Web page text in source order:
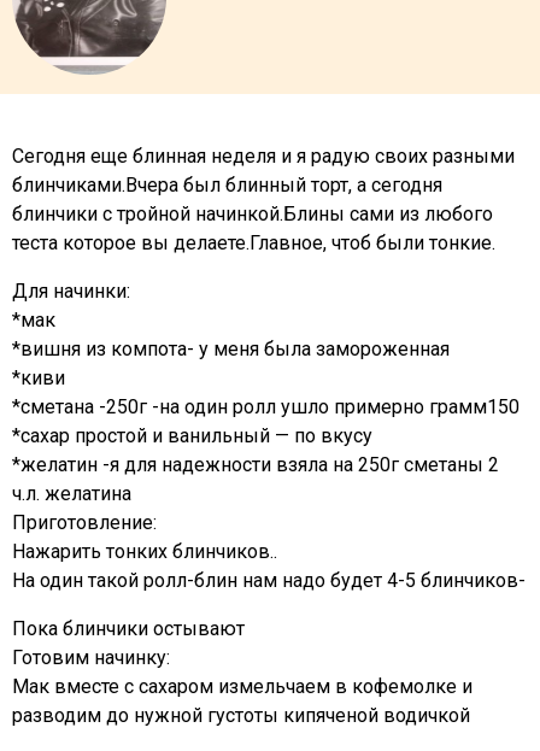
Сегодня еще блинная неделя и я радую своих разными
блинчиками.Вчера был блинный торт, а сегодня
блинчики с тройной начинкой.Блины сами из любого
теста которое вы делаете.Главное, чтоб были тонкие.
Для начинки:
*мак
*вишня из компота- у меня была замороженная
*киви
*сметана -250г -на один ролл ушло примерно грамм150
*сахар простой и ванильный — по вкусу
*желатин -я для надежности взяла на 250г сметаны 2
ч.л. желатина
Приготовление:
Нажарить тонких блинчиков..
На один такой ролл-блин нам надо будет 4-5 блинчиков-
Пока блинчики остывают
Готовим начинку:
Мак вместе с сахаром измельчаем в кофемолке и
разводим до нужной густоты кипяченой водичкой